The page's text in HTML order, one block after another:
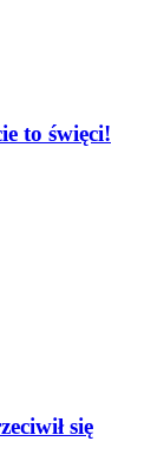
to święci!
się